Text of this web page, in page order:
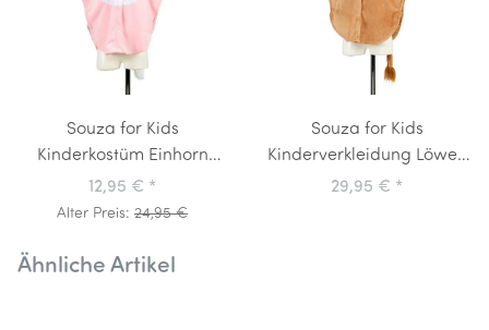
Souza for Kids
Kinderkostüm Einhorn
Umhang Cape
12,95 € *
Alter Preis: 24,95 €
Souza for Kids
Kinderverkleidung Löwen
Umhang Peke
29,95 € *
Ähnliche Artikel